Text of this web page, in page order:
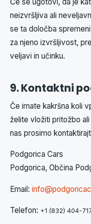
Če se ugotovi, da je
neizvršljiva ali
se ta določba
za njeno izvršljivost,
veljavi in učinku.
9. Kontaktni
Če imate kakršna koli
želite vložiti pritožbo
nas prosimo
Podgorica Cars
Podgorica, Občina
Email:
Telefon: +1 (832) 404-